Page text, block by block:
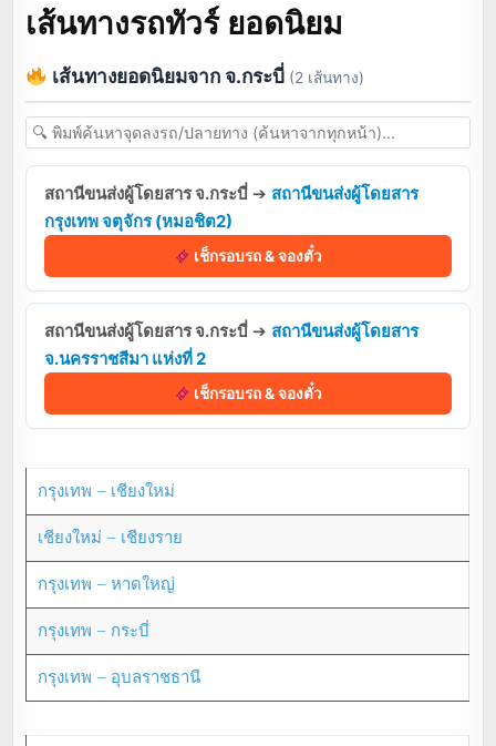
เส้นทางรถทัวร์ ยอดนิยม
เส้นทางยอดนิยมจาก จ.กระบี่ (2 เส้นทาง)
สถานีขนส่งผู้โดยสาร จ.กระบี่ ➔ สถานีขนส่งผู้โดยสาร
กรุงเทพ จตุจักร (หมอชิต2)
เช็กรอบรถ & จองตั๋ว
สถานีขนส่งผู้โดยสาร จ.กระบี่ ➔ สถานีขนส่งผู้โดยสาร
จ.นครราชสีมา แห่งที่ 2
เช็กรอบรถ & จองตั๋ว
กรุงเทพ – เชียงใหม่
เชียงใหม่ – เชียงราย
กรุงเทพ – หาดใหญ่
กรุงเทพ – กระบี่
กรุงเทพ – อุบลราชธานี